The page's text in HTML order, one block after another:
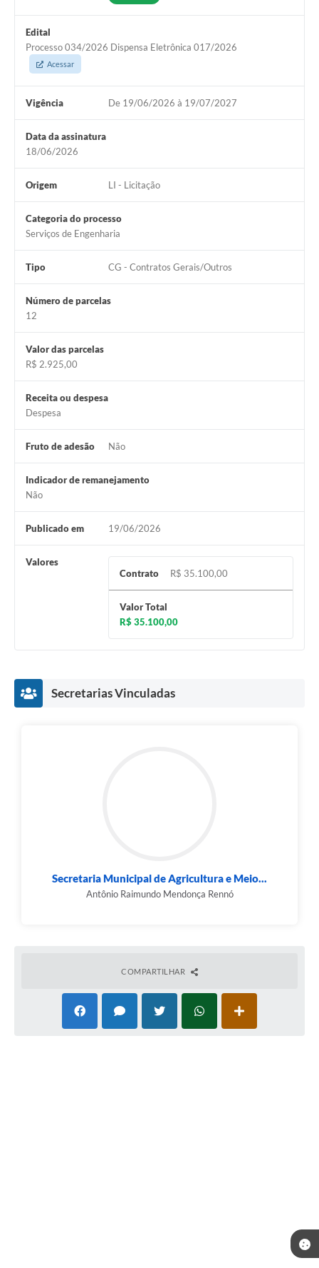
Edital
Processo 034/2026 Dispensa Eletrônica 017/2026
Acessar
Vigência De 19/06/2026 à 19/07/2027
Data da assinatura
18/06/2026
Origem LI - Licitação
Categoria do processo
Serviços de Engenharia
Tipo CG - Contratos Gerais/Outros
Número de parcelas
12
Valor das parcelas
R$ 2.925,00
Receita ou despesa
Despesa
Fruto de adesão Não
Indicador de remanejamento
Não
Publicado em 19/06/2026
Valores
Contrato
R$ 35.100,00
Valor Total
R$ 35.100,00
Secretarias Vinculadas
Secretaria Municipal de Agricultura e Meio...
Antônio Raimundo Mendonça Rennó
COMPARTILHAR